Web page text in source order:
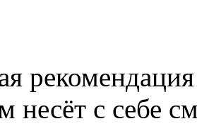
несёт с себе